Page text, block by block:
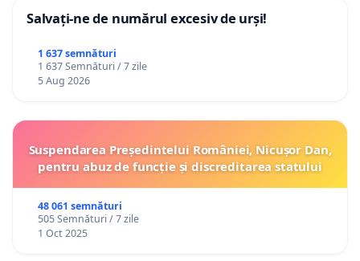
Salvați-ne de numărul excesiv de urși!
1 637 semnături
1 637 Semnături / 7 zile
5 Aug 2026
Suspendarea Președintelui României, Nicușor Dan,
pentru abuz de funcție și discreditarea statului
48 061 semnături
505 Semnături / 7 zile
1 Oct 2025